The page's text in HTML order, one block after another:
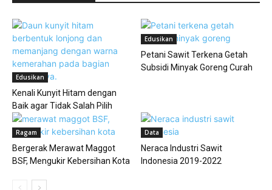
Edusikan
Kenali Kunyit Hitam dengan
Baik agar Tidak Salah Pilih
Edusikan
Petani Sawit Terkena Getah
Subsidi Minyak Goreng Curah
Ragam
Bergerak Merawat Maggot
BSF, Mengukir Kebersihan Kota
Data
Neraca Industri Sawit
Indonesia 2019-2022